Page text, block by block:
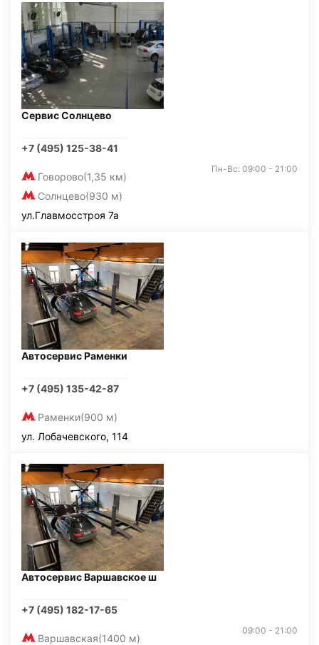
Сервис Солнцево
+7 (495) 125-38-41
Говорово(1,35 км)
Солнцево(930 м)
Пн-Вс: 09:00 - 21:00
ул.Главмосстроя 7а
Автосервис Раменки
+7 (495) 135-42-87
Раменки(900 м)
ул. Лобачевского, 114
Автосервис Варшавское ш
+7 (495) 182-17-65
Варшавская(1400 м)
09:00 - 21:00